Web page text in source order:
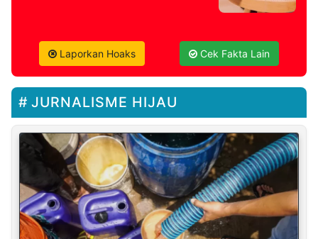
Laporkan Hoaks Cek Fakta Lain
JURNALISME HIJAU